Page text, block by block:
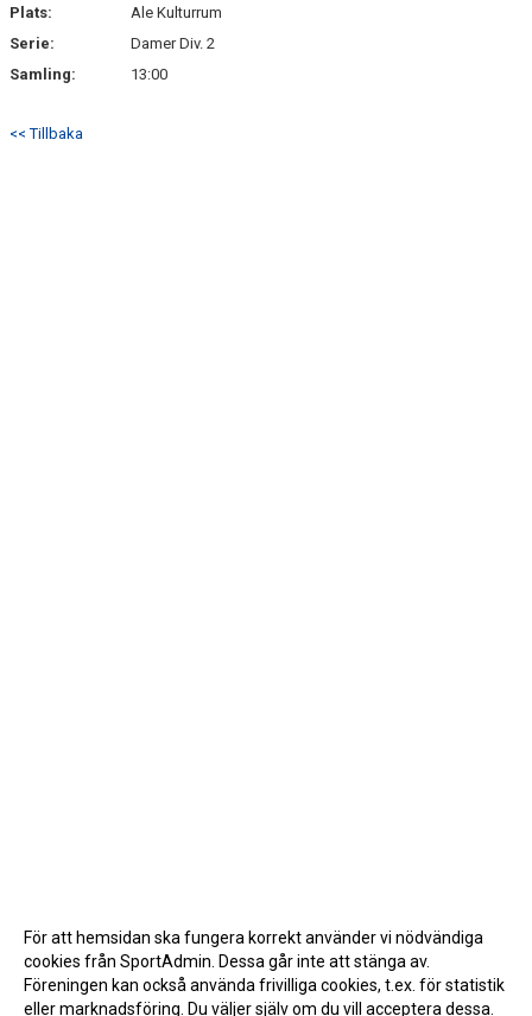
Plats:
Ale Kulturrum
Serie:
Damer Div. 2
Samling:
13:00
<< Tillbaka
För att hemsidan ska fungera korrekt använder vi nödvändiga
cookies från SportAdmin. Dessa går inte att stänga av.
Föreningen kan också använda frivilliga cookies, t.ex. för statistik
eller marknadsföring. Du väljer själv om du vill acceptera dessa.